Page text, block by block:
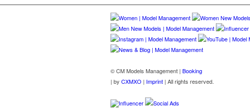
© CM Models Management | Booking
| by CXMXO | Imprint | All rights reserved.
Influencer Social Ads